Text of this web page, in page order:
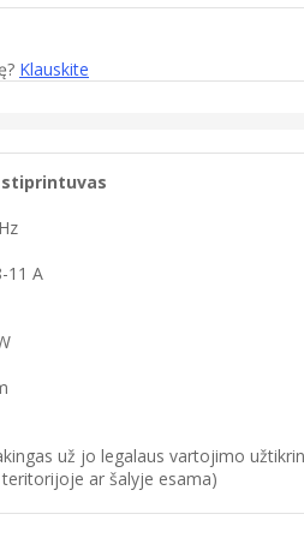
Klauskite
stiprintuvas
11 A
už jo legalaus vartojimo
ar šalyje esama)